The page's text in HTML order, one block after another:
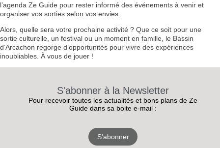
l’agenda Ze Guide pour rester informé des événements à venir et
organiser vos sorties selon vos envies.
Alors, quelle sera votre prochaine activité ? Que ce soit pour une
sortie culturelle, un festival ou un moment en famille, le Bassin
d’Arcachon regorge d’opportunités pour vivre des expériences
inoubliables. À vous de jouer !
S'abonner à la Newsletter
Pour recevoir toutes les actualités et bons plans de Ze
Guide dans sa boite e-mail :
S'abonner